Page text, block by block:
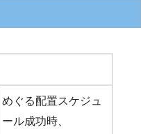
めぐる配置スケジュ
ール成功時、